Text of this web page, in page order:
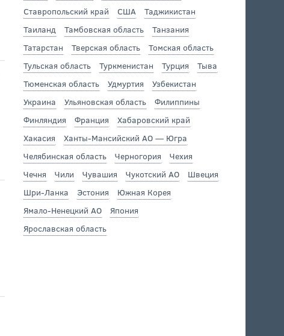
Ставропольский край
США
Таджикистан
Таиланд
Тамбовская область
Танзания
Татарстан
Тверская область
Томская область
Тульская область
Туркменистан Турция
Тыва
Тюменская область
Удмуртия
Узбекистан
Украина
Ульяновская область
Филиппины
Финляндия
Франция
Хабаровский край
Хакасия
Ханты-Мансийский АО — Югра
Челябинская область
Черногория
Чехия
Чечня
Чили Чувашия Чукотский АО
Швеция
Шри-Ланка
Эстония
Южная Корея
Ямало-Ненецкий АО
Япония
Ярославская область